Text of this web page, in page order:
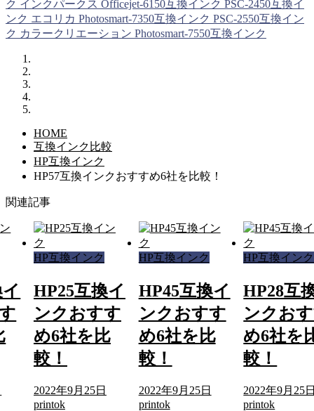
ク インクパークス Officejet-6150互換インク PSC-2450互換イ
ンク エコリカ Photosmart-7350互換インク PSC-2550互換イン
ク カラークリエーション Photosmart-7550互換インク
HOME
互換インク比較
HP互換インク
HP57互換インクおすすめ6社を比較！
関連記事
HP互換インク
HP25互換イ
ンクおすす
め6社を比
較！
2022年9月25日
printok
HP互換インク
HP45互換イ
ンクおすす
め6社を比
較！
2022年9月25日
printok
HP互換インク
HP28互
ンクお
め6社を
較！
2022年9月25
printok